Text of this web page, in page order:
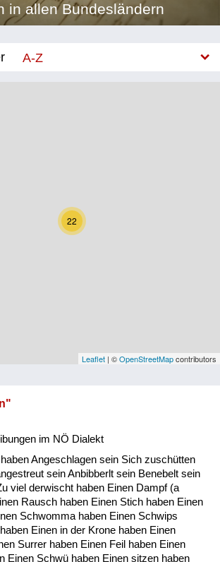
in allen Bundesländern
A-Z
Niederösterreich
Oberösterreich
Vorarlberg
Natur und Landwirtschaft
Fluchen und Reden
Mensch, Tier und Alltag
Schmankerln und
Kulinarisches
22
Leaflet | ©OpenStreetMapcontributors
im NÖ Dialekt
Angeschlagen sein Sich zuschütten
sein Anbibberlt sein Benebelt sein
viel derwischt haben Einen Dampf (a
Rausch haben Einen Stich haben Einen
Schwomma haben Einen Schwips
Einen in der Krone haben Einen
Surrer haben Einen Feil haben Einen
Einen Schwü haben Einen sitzen haben